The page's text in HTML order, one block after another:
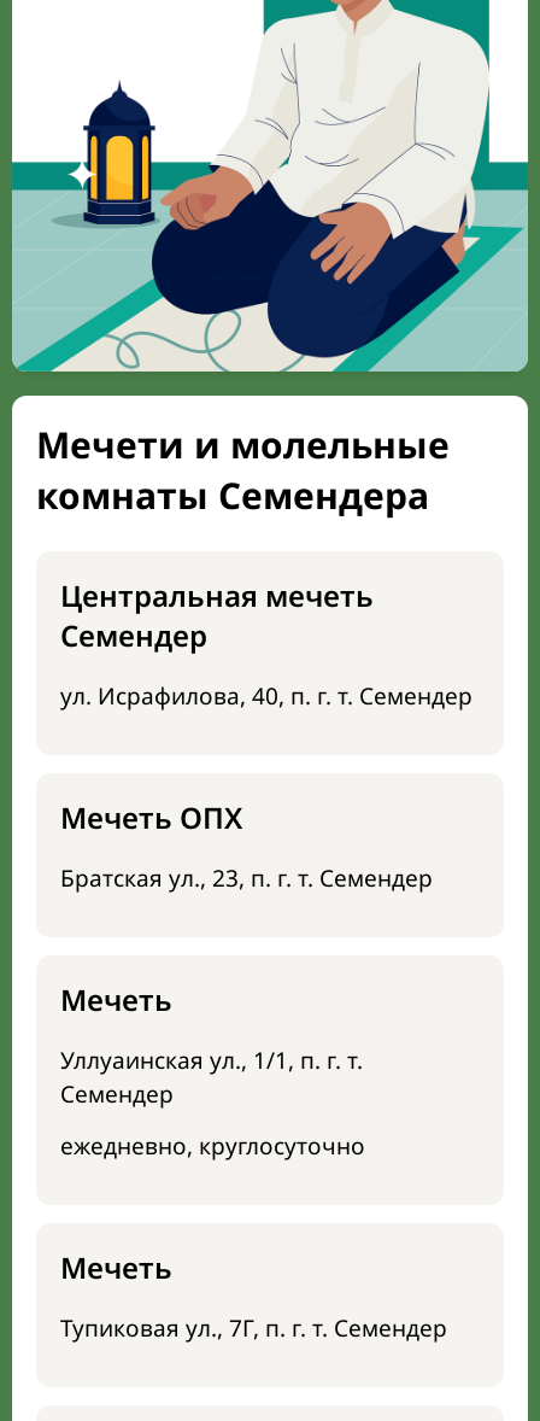
Мечети и молельные
комнаты Семендера
Центральная мечеть
Семендер
ул. Исрафилова, 40, п. г. т. Семендер
Мечеть ОПХ
Братская ул., 23, п. г. т. Семендер
Мечеть
Уллуаинская ул., 1/1, п. г. т.
Семендер
ежедневно, круглосуточно
Мечеть
Тупиковая ул., 7Г, п. г. т. Семендер